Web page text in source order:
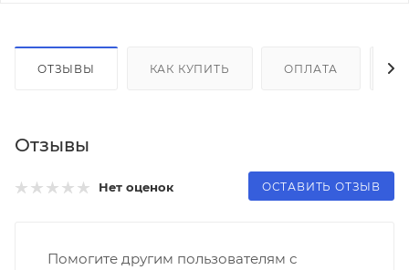
ОТЗЫВЫ КАК КУПИТЬ ОПЛАТА
Отзывы
Нет оценок ОСТАВИТЬ ОТЗЫВ
Помогите другим пользователям с